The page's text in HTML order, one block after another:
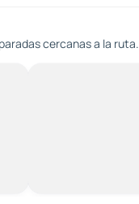
cercanas a la ruta.